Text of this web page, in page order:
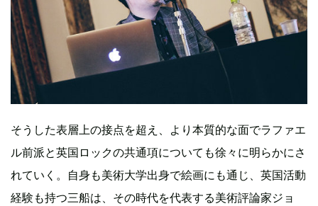
そうした表層上の接点を超え、より本質的な面でラファエ
ル前派と英国ロックの共通項についても徐々に明らかにさ
れていく。自身も美術大学出身で絵画にも通じ、英国活動
経験も持つ三船は、その時代を代表する美術評論家ジョ